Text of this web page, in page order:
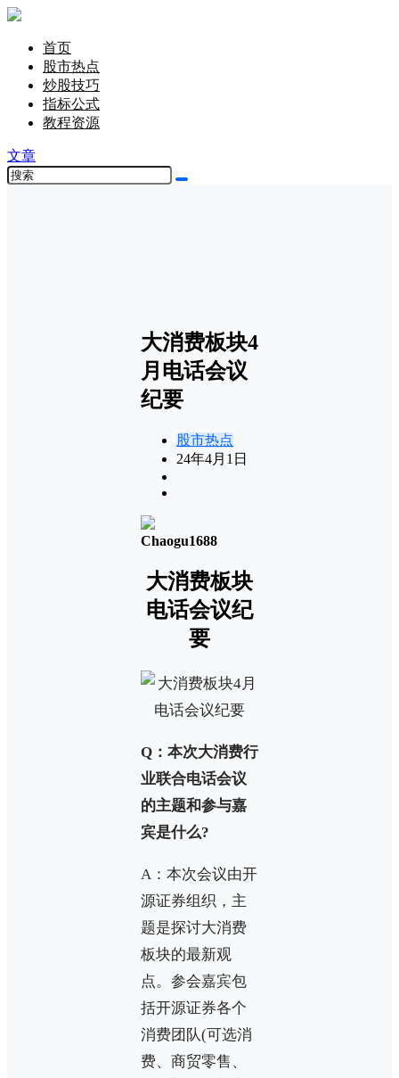
首页
股市热点
炒股技巧
指标公式
教程资源
文章
大消费板块4
月电话会议
纪要
股市热点
24年4月1日
Chaogu1688
大消费板块
电话会议纪
要
Q：本次大消费行
业联合电话会议
的主题和参与嘉
宾是什么?
A：本次会议由开
源证券组织，主
题是探讨大消费
板块的最新观
点。参会嘉宾包
括开源证券各个
消费团队(可选消
费、商贸零售、